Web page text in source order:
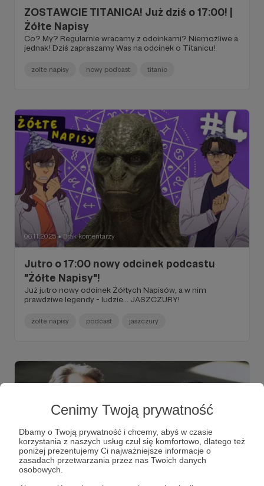
Cenimy Twoją prywatność
Dbamy o Twoją prywatność i chcemy, abyś w czasie
korzystania z naszych usług czuł się komfortowo, dlatego też
poniżej prezentujemy Ci najważniejsze informacje o
zasadach przetwarzania przez nas Twoich danych
osobowych.
ZOSTAWCIE TITANICA! Już dziś o 17:00! |
Żółte Napisy
Co? My? Regularnie wracamy z odcinkami? Niemożliwe a
jednak! Dziś zapraszamy Was na odcinek o Titanicu!
zolte napisy nowy podcast titanic
06.11.2025 ● Brak komentarzy
Jutro o 17:00 nowy odcinek podcastu
"Żółte Napisy"!
Już jutro nowy odcinek Żółtych Napisów, a w nim
prawdziwe legendy - ludzie... JASZCZURY!
zolte napisy podcast jaszczury